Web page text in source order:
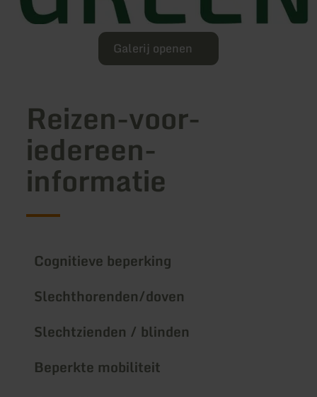
Galerij openen
Reizen-voor-
iedereen-
informatie
Cognitieve beperking
Slechthorenden/doven
Slechtzienden / blinden
Beperkte mobiliteit